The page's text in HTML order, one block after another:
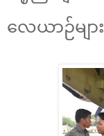
လေယာဉ်မျ